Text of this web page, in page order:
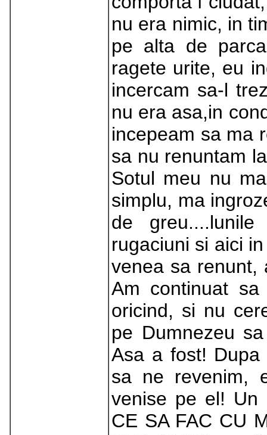
nu era nimic, in
pe alta de
ragete urite, eu
incercam sa-l
nu era asa,in
incepeam sa ma
sa nu renuntam
Sotul meu nu
simplu, ma
de
rugaciuni si aici
venea sa renunt,
Am continuat sa
oricind, si nu
pe Dumnezeu
Asa a fost!
sa ne revenim,
venise pe el! Un
CE SA FAC CU